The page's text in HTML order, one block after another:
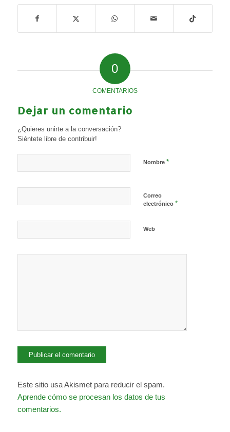
0
COMENTARIOS
Dejar un comentario
¿Quieres unirte a la conversación?
Siéntete libre de contribuir!
Nombre *
Correo
electrónico *
Web
Este sitio usa Akismet para reducir el spam.
Aprende cómo se procesan los datos de tus
comentarios.